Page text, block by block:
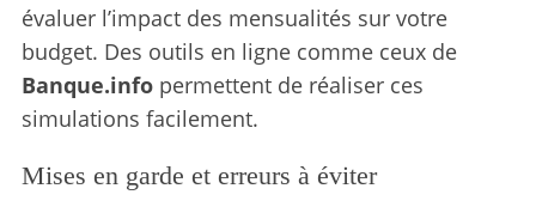
évaluer l’impact des mensualités sur votre
budget. Des outils en ligne comme ceux de
Banque.infopermettent de réaliser ces
simulations facilement.
Mises en garde et erreurs à éviter